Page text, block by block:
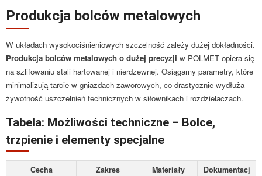
Produkcja bolców metalowych
W układach wysokociśnieniowych szczelność zależy dużej dokładności.
Produkcja bolców metalowych o dużej precyzji w POLMET opiera się
na szlifowaniu stali hartowanej i nierdzewnej. Osiągamy parametry, które
minimalizują tarcie w gniazdach zaworowych, co drastycznie wydłuża
żywotność uszczelnień technicznych w siłownikach i rozdzielaczach.
Tabela: Możliwości techniczne – Bolce,
trzpienie i elementy specjalne
Cecha
Zakres
Materiały
Dokumentacj